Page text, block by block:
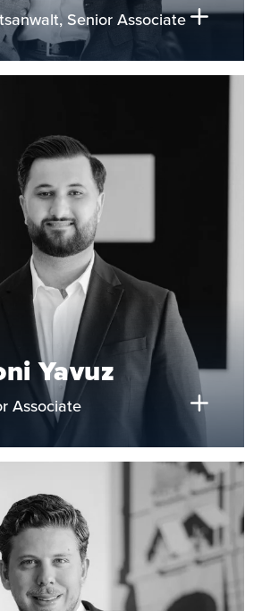
Senior Associate
Yavuz
Associate